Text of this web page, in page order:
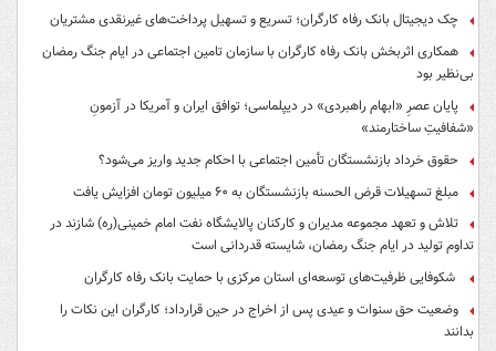
چک دیجیتال بانک رفاه کارگران؛ تسریع و تسهیل پرداخت‌های غیرنقدی مشتریان
همکاری اثربخش بانک رفاه کارگران با سازمان تامین اجتماعی در ایام جنگ رمضان
بی‌نظیر بود
پایان عصرِ «ابهام راهبردی» در دیپلماسی؛ توافق ایران و آمریکا در آزمونِ
«شفافیتِ ساختارمند»
حقوق خرداد بازنشستگان تأمین اجتماعی با احکام جدید واریز می‌شود؟
مبلغ تسهیلات قرض الحسنه بازنشستگان به ۶۰ میلیون تومان افزایش یافت
تلاش و تعهد مجموعه مدیران و کارکنان پالایشگاه نفت امام خمینی(ره) شازند در
تداوم تولید در ایام جنگ رمضان، شایسته قدردانی است
شکوفایی ظرفیت‌های توسعه‌ای استان مرکزی با حمایت بانک رفاه کارگران
وضعیت حق سنوات و عیدی پس از اخراج در حین قرارداد؛ کارگران این نکات را
بدانند